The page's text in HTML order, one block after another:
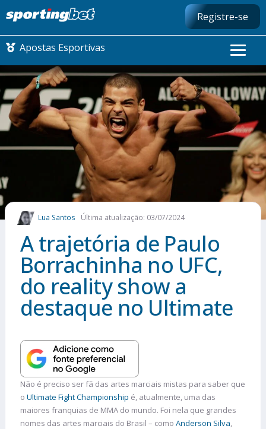
Registre-se
Apostas Esportivas
CONMEBOL LIBERTADORES
FUTEBOL NACIONAL
FUTEBOL INTERNACIONAL
COMO APOSTAR
MAIS ESPORTES
Lua Santos Última atualização: 03/07/2024
A trajetória de Paulo
Borrachinha no UFC,
do reality show a
destaque no Ultimate
Não é preciso ser fã das artes marciais mistas para saber que
o Ultimate Fight Championship é, atualmente, uma das
maiores franquias de MMA do mundo. Foi nela que grandes
nomes das artes marciais do Brasil – como Anderson Silva,